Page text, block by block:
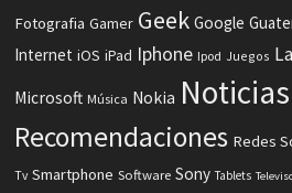
Fotografia Gamer Geek Google
Internet iOS iPad Iphone Ipod Juegos
Microsoft Música Nokia Noticias
Recomendaciones Redes
Tv Smartphone Software Sony Tablets